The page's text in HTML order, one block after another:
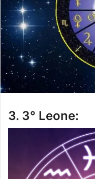
3. 3° Leone: